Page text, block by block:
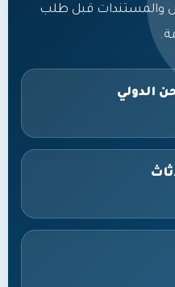
والمستندات قبل طلب
الدولي